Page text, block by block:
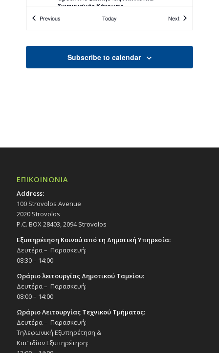
Συνοικισμός Κόκκινες
Εκδηλώσεις Δήμου
Λογοτεχνικές Συναντήσεις της Πέμπτης:
«Παρουσίαση ποιητικού έργου της
ποιητικής συλλογής «Κύπρια Κόψη» της
ΑΠΡ
9
EASTER «GO BAZZ…ART», 9/4/16, 10:00π.μ.
– 6:00μ.μ. – Πολιτιστικό Κέντρο Στροβόλου
10:00
Εκδηλώσεις Δήμου
Πολιτιστικό Κέντρο Στροβόλου
ΑΠΡ
10
Πρόσκληση Πολιτικής Άμυνας – Let’s Do It
Cyprus “ΚΑΘΑΡΙΖΟΥΜΕ ΤΗΝ ΚΥΠΡΟ ΣΕ ΜΙΑ
Αυλωνίτη’ στο Δήμο Στροβόλου
All Day
Εκδηλώσεις Δήμου
Πάρκο Στέλλα Αυλωνίτη
Previous Today NextEvents
Subscribe to calendar
ΕΠΙΚΟΙΝΩΝΙΑ
Address:
100 Strovolos Avenue
2020 Strovolos
P.C. BOX 28403, 2094 Strovolos
Εξυπηρέτηση Κοινού από τη Δημοτική Υπηρεσία:
Δευτέρα – Παρασκευή:
08:30 – 14:00
Ωράριο λειτουργίας Δημοτικού Ταμείου:
Δευτέρα – Παρασκευή:
08:00 – 14:00
Ωράριο Λειτουργίας Τεχνικού Τμήματος:
Δευτέρα – Παρασκευή:
Τηλεφωνική Εξυπηρέτηση &
Κατ’ ιδίαν Εξυπηρέτηση: